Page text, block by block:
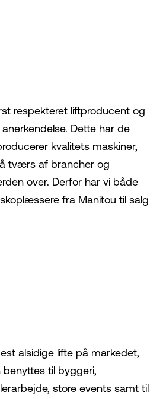
respekteret liftproducent og
Dette har de
kvalitets maskiner,
tværs af brancher og
over. Derfor har vi både
fra Manitou til salg
alsidige lifte på markedet,
til byggeri,
store events samt til